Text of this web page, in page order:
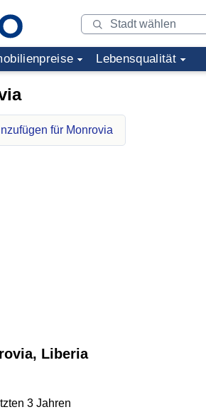
Lebensqualität
für Monrovia
Liberia
3 Jahren